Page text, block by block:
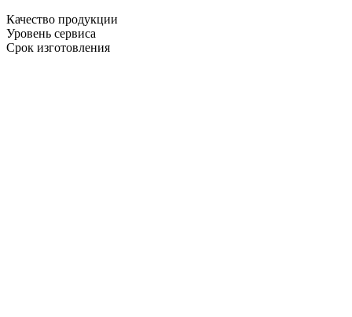
Качество продукции
Уровень сервиса
Срок изготовления